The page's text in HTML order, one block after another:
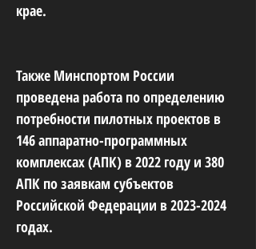
крае.
Также Минспортом России
проведена работа по определению
потребности пилотных проектов в
146 аппаратно-программных
комплексах (АПК) в 2022 году и 380
АПК по заявкам субъектов
Российской Федерации в2023-2024
годах.